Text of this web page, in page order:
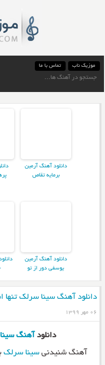
موزیک ناب تماس با ما
دانلود آهنگ آرمین
برمایه تقاص
دانلود آهنگ آرمین
یوسفی دور از تو
دانلود آهنگ سینا سرلک تنها
۰۶ مهر ۱۳۹۹
دانلود آهنگ
آهنگ شنیدنی سینا سرلک